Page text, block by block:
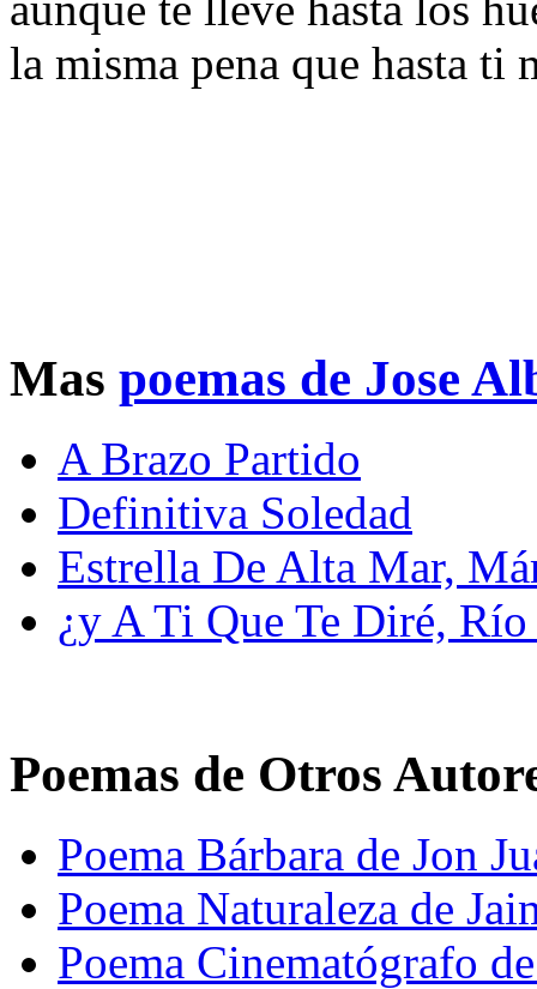
la misma pena que hasta ti
Mas poemas de Jose
A Brazo Partido
Definitiva Soledad
Estrella De Alta Mar,
¿y A Ti Que Te Diré,
Poemas de Otros
Poema Bárbara de Jon
Poema Naturaleza de
Poema Cinematógrafo